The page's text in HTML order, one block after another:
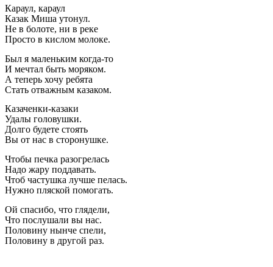
Караул, караул
Казак Миша утонул.
Не в болоте, ни в реке
Просто в кислом молоке.
Был я маленьким когда-то
И мечтал быть моряком.
А теперь хочу ребята
Стать отважным казаком.
Казаченки-казаки
Удалы головушки.
Долго будете стоять
Вы от нас в сторонушке.
Чтобы печка разогрелась
Надо жару поддавать.
Чтоб частушка лучше пелась.
Нужно пляской помогать.
Ой спасибо, что глядели,
Что послушали вы нас.
Половину нынче спели,
Половину в другой раз.